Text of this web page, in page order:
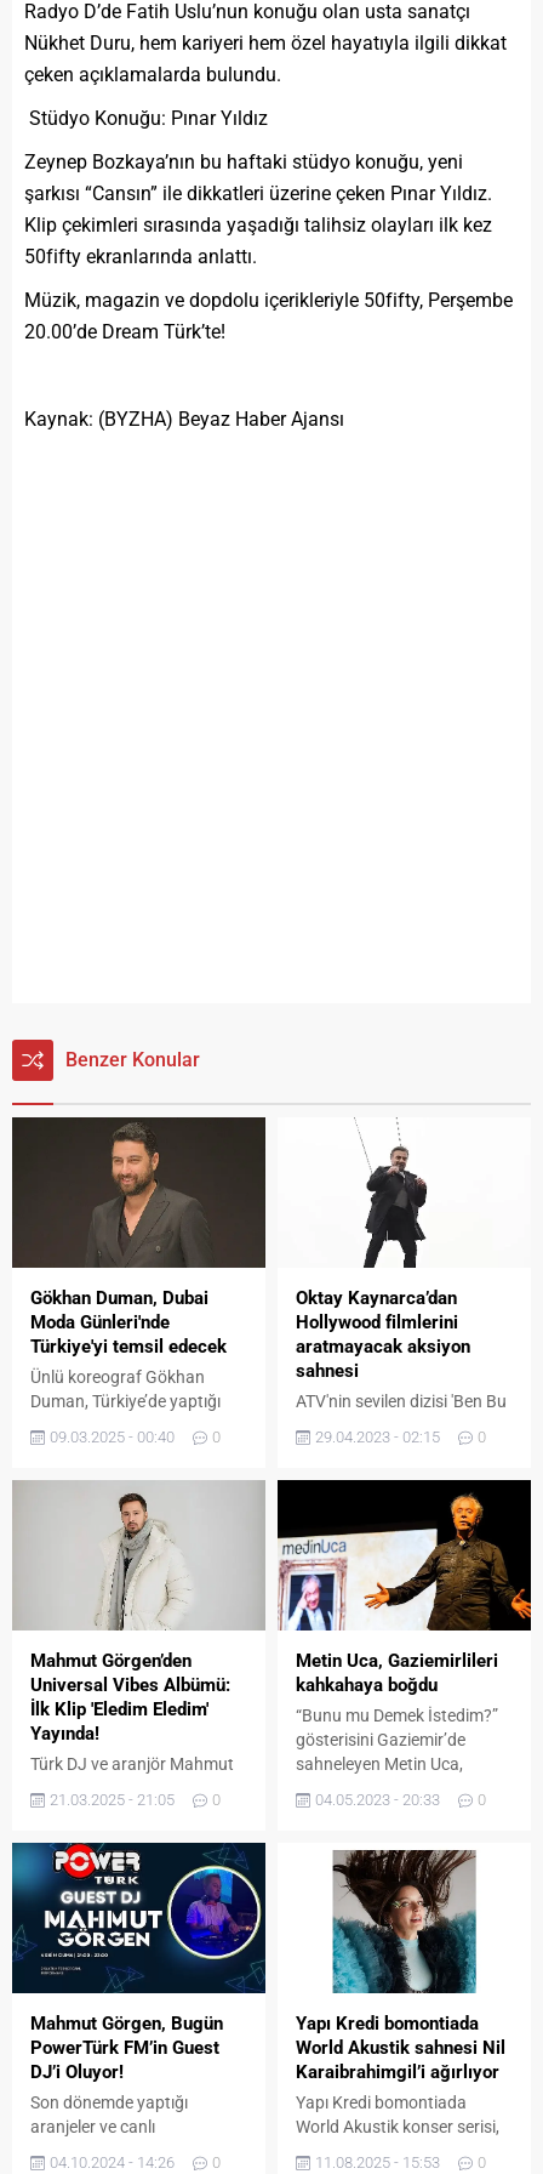
Radyo D’de Fatih Uslu’nun konuğu olan usta sanatçı
Nükhet Duru, hem kariyeri hem özel hayatıyla ilgili dikkat
çeken açıklamalarda bulundu.
Stüdyo Konuğu: Pınar Yıldız
Zeynep Bozkaya’nın bu haftaki stüdyo konuğu, yeni
şarkısı “Cansın” ile dikkatleri üzerine çeken Pınar Yıldız.
Klip çekimleri sırasında yaşadığı talihsiz olayları ilk kez
50fifty ekranlarında anlattı.
Müzik, magazin ve dopdolu içerikleriyle 50fifty, Perşembe
20.00’de Dream Türk’te!
Kaynak: (BYZHA) Beyaz Haber Ajansı
Benzer Konular
Gökhan Duman, Dubai
Moda Günleri'nde
Türkiye'yi temsil edecek
Ünlü koreograf Gökhan
Duman, Türkiye’de yaptığı
ardından çalışmalarını
“Modest Fashion Week”
kapsamında 14/15/16
Nisan’da Türk koreograf
olarak ülkemizi
gururlandırmaya
hazırlanıyor. Başarılı
tasarımcıyla birlikte
çalışacakları Modest
Fashion Week Dubai’de
birbirinden özel
koleksiyonları farklı sahne
şovlarıyla podyuma taşımayı
planladıklarını aktardı.
09.03.2025 - 00:40 0
Oktay Kaynarca’dan
Hollywood filmlerini
aratmayacak aksiyon
sahnesi
ATV'nin sevilen dizisi 'Ben Bu
aksiyon dolu sahneler
29.04.2023 - 02:15 0
Mahmut Görgen’den
Universal Vibes Albümü:
İlk Klip 'Eledim Eledim'
Yayında!
Türk DJ ve aranjör Mahmut
yepyeni albümü “Universal
şarkıdan oluşan bu özel
albüm, dinleyicilere elektronik
müzik ve deep house
tınılarıyla eşsiz bir yolculuk
vaat ediyor. Albümün ilk klibi
“Eledim Eledim” ise 18
buluştu! Tarihe Saygı,
Müziğe Tutku 18 Mart,
Türkiye Cumhuriyeti’nin
temel...
21.03.2025 - 21:05 0
Metin Uca, Gaziemirlileri
kahkahaya boğdu
“Bunu mu Demek İstedim?”
gösterisini Gaziemir’de
sahneleyen Metin Uca,
yolculuğa çıkardı hem de
04.05.2023 - 20:33 0
Mahmut Görgen, Bugün
PowerTürk FM’in Guest
DJ’i Oluyor!
Son dönemde yaptığı
aranjeler ve canlı
04.10.2024 - 14:26 0
Yapı Kredi bomontiada
World Akustik sahnesi Nil
Karaibrahimgil’i ağırlıyor
Yapı Kredi bomontiada
World Akustik konser serisi,
11.08.2025 - 15:53 0